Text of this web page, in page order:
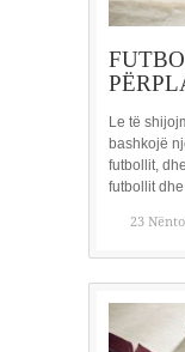
Le të
bashkojë
futbollit,
futbollit
23